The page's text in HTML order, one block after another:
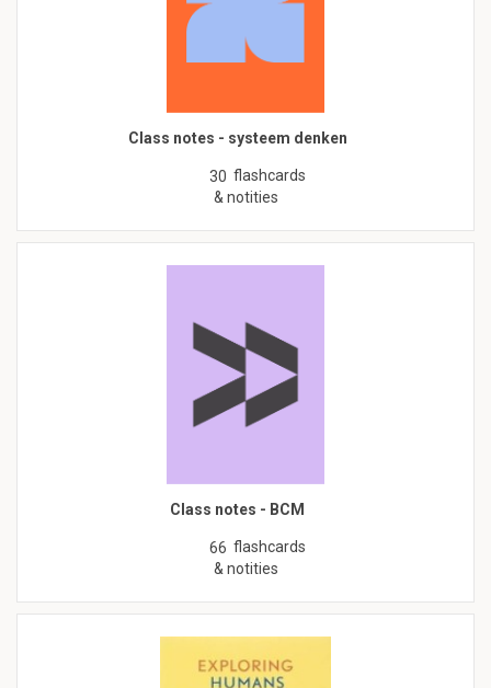
Class notes - systeem denken
30 flashcards
& notities
Class notes - BCM
66 flashcards
& notities